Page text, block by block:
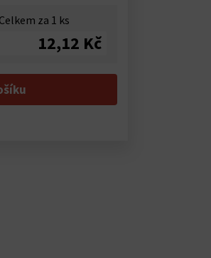
Celkem za 1 ks
12,12 Kč